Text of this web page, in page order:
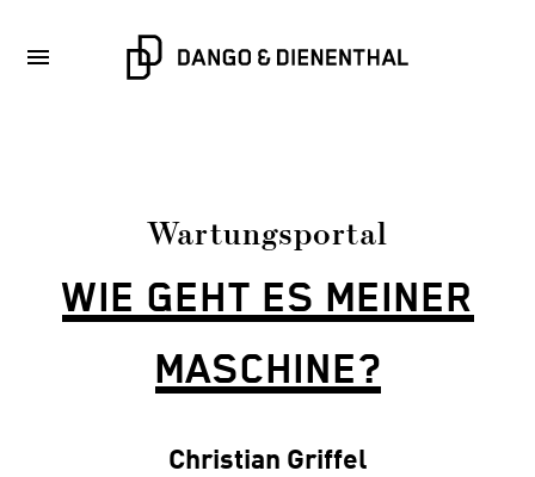
Wartungsportal
WIE GEHT ES MEINER
MASCHINE?
Christian Griffel